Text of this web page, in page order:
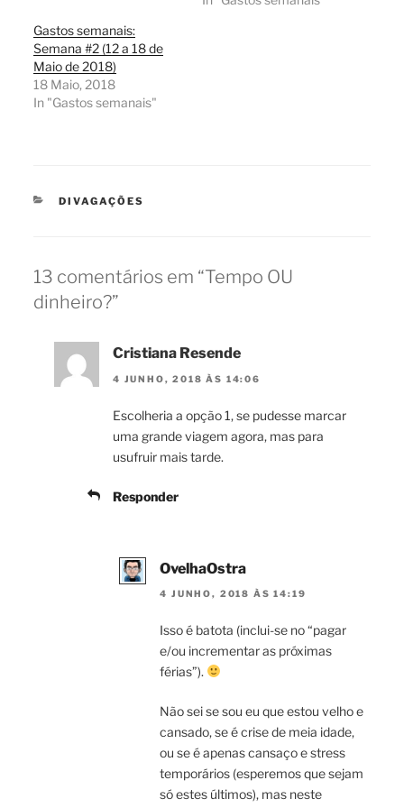
Gastos semanais:
Semana #2 (12 a 18 de
Maio de 2018)
18 Maio, 2018
In "Gastos semanais"
CATEGORIAS
DIVAGAÇÕES
13 comentários em “Tempo OU
dinheiro?”
Cristiana Resende
4 JUNHO, 2018 ÀS 14:06
Escolheria a opção 1, se pudesse marcar
uma grande viagem agora, mas para
usufruir mais tarde.
Responder
OvelhaOstra
4 JUNHO, 2018 ÀS 14:19
Isso é batota (inclui-se no “pagar
e/ou incrementar as próximas
férias”).
Não sei se sou eu que estou velho e
cansado, se é crise de meia idade,
ou se é apenas cansaço e stress
temporários (esperemos que sejam
só estes últimos), mas neste